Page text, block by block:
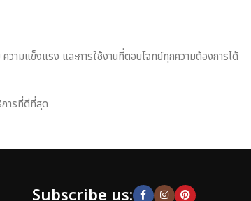
วามแข็งแรง และการใช้งานที่ตอบโจทย์ทุกความต้องการได้
การที่ดีที่สุด
Subscribe us: